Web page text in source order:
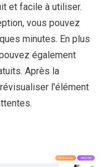
et facile à utiliser.
vous pouvez
minutes. En plus
également
Après la
l'élément